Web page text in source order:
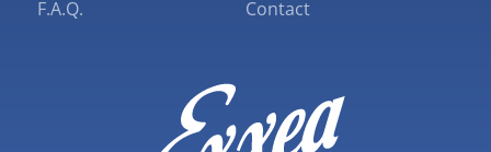
F.A.Q.
Contact